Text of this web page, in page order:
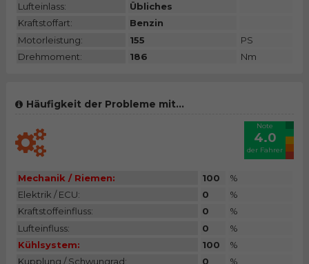
Lufteinlass:
Übliches
Kraftstoffart:
Benzin
Motorleistung:
155
PS
Drehmoment:
186 Nm
Häufigkeit der Probleme mit...
Note
4.0
der Fahrer
Mechanik / Riemen: 100
%
Elektrik / ECU:
0
%
Kraftstoffeinfluss:
0
%
Lufteinfluss:
0
%
Kühlsystem:
100
%
Kupplung / Schwungrad:
0
%